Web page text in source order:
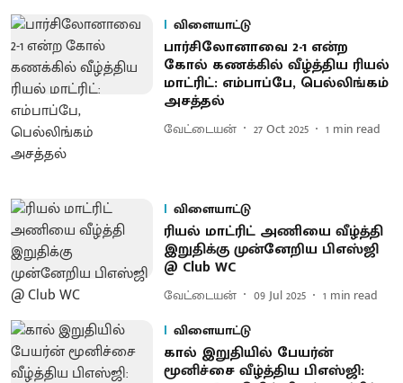
விளையாட்டு
பார்சிலோனாவை 2-1 என்ற
கோல் கணக்கில் வீழ்த்திய ரியல்
மாட்ரிட்: எம்பாப்பே, பெல்லிங்கம்
அசத்தல்
வேட்டையன் 27 Oct 2025 1 min read
விளையாட்டு
ரியல் மாட்ரிட் அணியை வீழ்த்தி
இறுதிக்கு முன்னேறிய பிஎஸ்ஜி
@ Club WC
வேட்டையன் 09 Jul 2025 1 min read
விளையாட்டு
கால் இறுதியில் பேயர்ன்
மூனிச்சை வீழ்த்திய பிஎஸ்ஜி: